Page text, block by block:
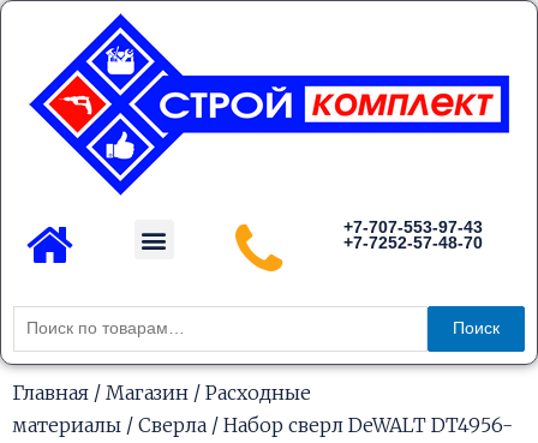
Перейти
содержимому
Menu
+7-707-553-97-43
+7-7252-57-48-70
Искать:
Поиск
Главная / Магазин / Расходные
материалы / Сверла / Набор сверл DeWALT DT4956-